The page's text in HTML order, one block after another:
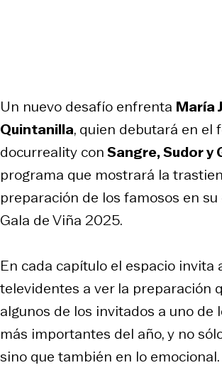
Un nuevo desafío enfrenta María
Quintanilla, quien debutará en el
docurreality conSangre, Sudor y
programa que mostrará la
preparación de los famosos en
Gala de Viña 2025.
En cada capítulo el espacio invita
televidentes a ver la preparación
algunos de los invitados a uno de
más importantes del año, y no
sino que también en lo emocional.